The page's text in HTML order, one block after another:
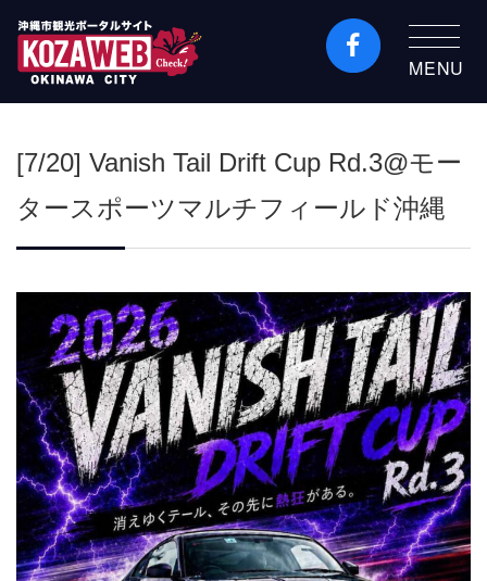
沖縄市観光ポータルコ
縄市コザの表も裏も楽
MENU
[7/20] Vanish Tail Drift Cup Rd.3@モー
タースポーツマルチフィールド沖縄